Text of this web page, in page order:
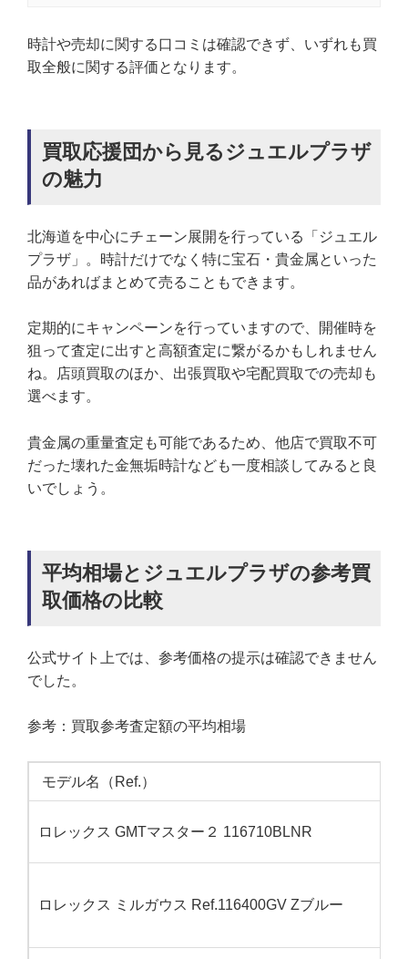
時計や売却に関する口コミは確認できず、いずれも買
取全般に関する評価となります。
買取応援団から見るジュエルプラザ
の魅力
北海道を中心にチェーン展開を行っている「ジュエル
プラザ」。時計だけでなく特に宝石・貴金属といった
品があればまとめて売ることもできます。
定期的にキャンペーンを行っていますので、開催時を
狙って査定に出すと高額査定に繋がるかもしれません
ね。店頭買取のほか、出張買取や宅配買取での売却も
選べます。
貴金属の重量査定も可能であるため、他店で買取不可
だった壊れた金無垢時計なども一度相談してみると良
いでしょう。
平均相場とジュエルプラザの参考買
取価格の比較
公式サイト上では、参考価格の提示は確認できません
でした。
参考：買取参考査定額の平均相場
モデル名（Ref.）
ロレックス GMTマスター２ 116710BLNR
ロレックス ミルガウス Ref.116400GV Zブルー